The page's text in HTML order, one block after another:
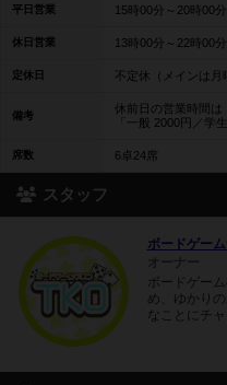
平日営業 15時00分～20時00分
休日営業 13時00分～22時00分
定休日 不定休（メインは月
備考
休前日の営業時間は
「一般 2000円／学
席数 6卓24席
スタッフ
ボードゲー
ボードゲー
め、ゆかり
なことにチ